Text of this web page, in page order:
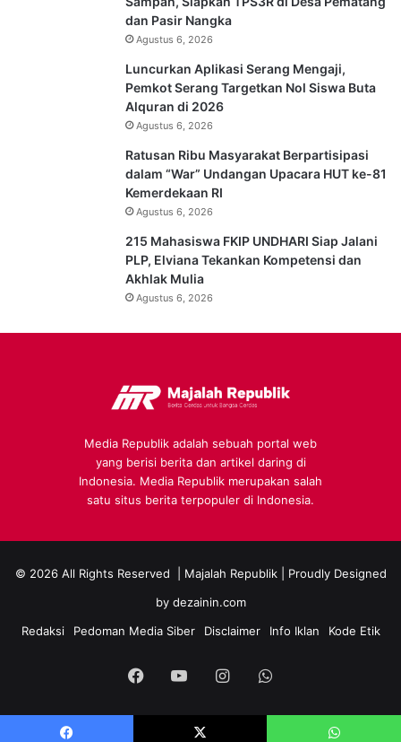
dan Pasir Nangka
Agustus 6, 2026
Luncurkan Aplikasi Serang Mengaji,
Pemkot Serang Targetkan Nol Siswa Buta
Alquran di 2026
Agustus 6, 2026
Ratusan Ribu Masyarakat Berpartisipasi
dalam “War” Undangan Upacara HUT ke-81
Kemerdekaan RI
Agustus 6, 2026
215 Mahasiswa FKIP UNDHARI Siap Jalani
PLP, Elviana Tekankan Kompetensi dan
Akhlak Mulia
Agustus 6, 2026
Media Republik adalah sebuah portal web
yang berisi berita dan artikel daring di
Indonesia. Media Republik merupakan salah
satu situs berita terpopuler di Indonesia.
© 2026 All Rights Reserved | Majalah Republik| Proudly Designed
by dezainin.com
Redaksi
Pedoman Media Siber Disclaimer Info Iklan Kode Etik
Facebook
YouTubeInstagramWhatsApp